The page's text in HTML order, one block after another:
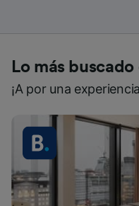
Lo más
¡A por una